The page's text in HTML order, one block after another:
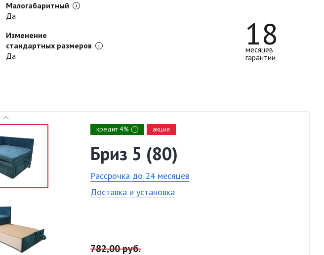
Малогабаритный
Да
Изменение
стандартных размеров
Да
18
месяцев
гарантии
кредит 4% i акция
Бриз 5 (80)
Рассрочка до 24 месяцев
Доставка и установка
782,00 руб.